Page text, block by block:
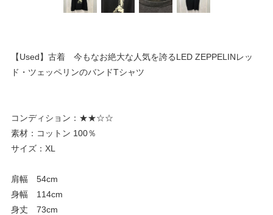
【Used】古着 今もなお絶大な人気を誇るLED ZEPPELINレッ
ド・ツェッペリンのバンドTシャツ
コンディション：★★☆☆
素材：コットン 100％
サイズ：XL
肩幅 54cm
身幅 114cm
身丈 73cm